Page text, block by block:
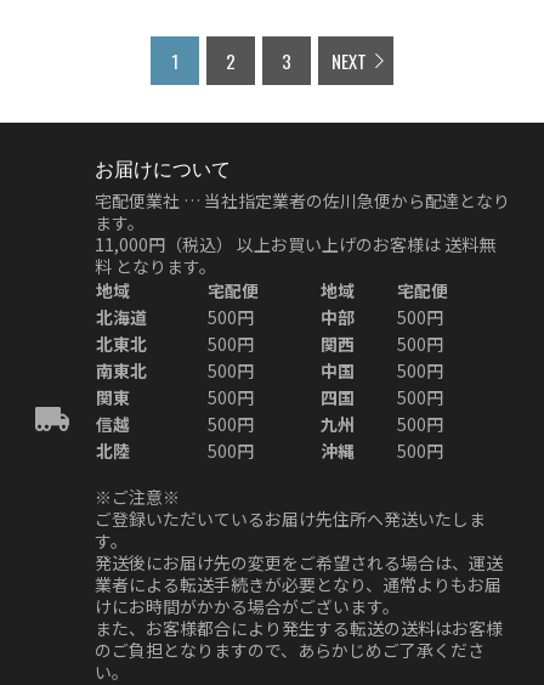
1 2 3 NEXT
お届けについて
宅配便業社 … 当社指定業者の佐川急便から配達となり
ます。
11,000円（税込）
以上お買い上げのお客様は 送料無
料 となります。
地域
宅配便 地域
宅配便
北海道
500円 中部
500円
北東北
500円 関西
500円
南東北
500円 中国
500円
関東
500円 四国
500円
信越
500円 九州
500円
北陸
500円 沖縄
500円
※ご注意※
ご登録いただいているお届け先住所へ発送いたしま
す。
発送後にお届け先の変更をご希望される場合は、運送
業者による転送手続きが必要となり、通常よりもお届
けにお時間がかかる場合がございます。
また、お客様都合により発生する転送の送料はお客様
のご負担となりますので、あらかじめご了承くださ
い。